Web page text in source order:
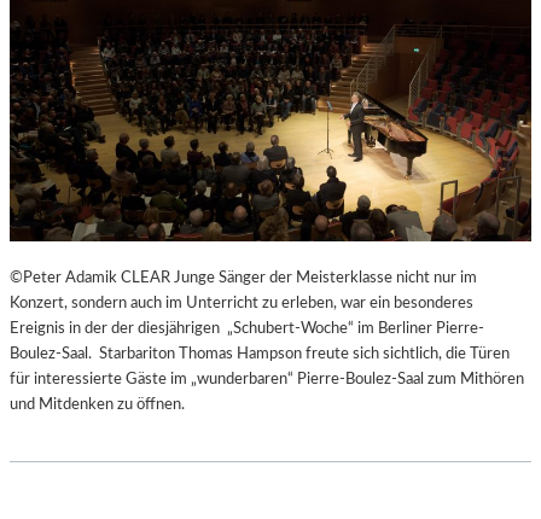
©Peter Adamik CLEAR Junge Sänger der Meisterklasse nicht nur im
Konzert, sondern auch im Unterricht zu erleben, war ein besonderes
Ereignis in der der diesjährigen „Schubert-Woche“ im Berliner Pierre-
Boulez-Saal. Starbariton Thomas Hampson freute sich sichtlich, die Türen
für interessierte Gäste im „wunderbaren“ Pierre-Boulez-Saal zum Mithören
und Mitdenken zu öffnen.